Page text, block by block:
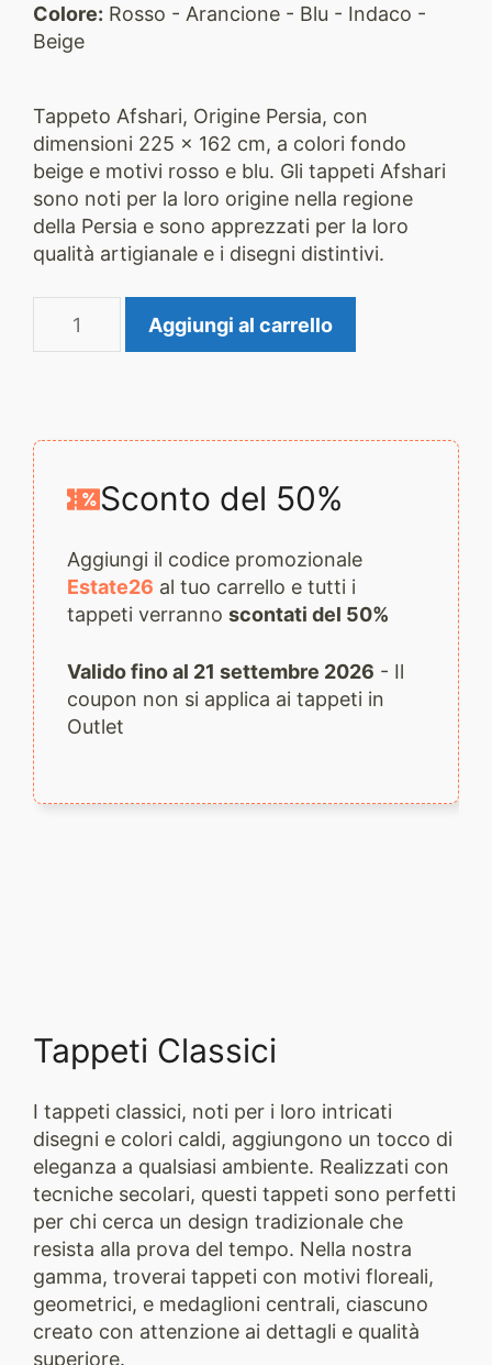
Colore: Rosso - Arancione - Blu - Indaco -
Beige
Tappeto Afshari, Origine Persia, con
dimensioni 225 x 162 cm, a colori fondo
beige e motivi rosso e blu. Gli tappeti Afshari
sono noti per la loro origine nella regione
della Persia e sono apprezzati per la loro
qualità artigianale e i disegni distintivi.
Afshari
Aggiungi al carrello
Sconto del 50%
Aggiungi il codice promozionale
Estate26 al tuo carrello e tutti i
tappeti verranno scontati del 50%
Valido fino al 21 settembre 2026 - Il
coupon non si applica ai tappeti in
Outlet
Tappeti Classici
I tappeti classici, noti per i loro intricati
disegni e colori caldi, aggiungono un tocco di
eleganza a qualsiasi ambiente. Realizzati con
tecniche secolari, questi tappeti sono perfetti
per chi cerca un design tradizionale che
resista alla prova del tempo. Nella nostra
gamma, troverai tappeti con motivi floreali,
geometrici, e medaglioni centrali, ciascuno
creato con attenzione ai dettagli e qualità
superiore.